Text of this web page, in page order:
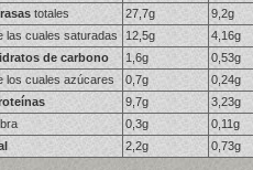
totales 27,7g
9,2g
las cuales saturadas
12,5g
4,16g
de carbono
1,6g
0,53g
los cuales azúcares
0,7g
0,24g
9,7g
3,23g
0,3g
0,11g
2,2g 0,73g